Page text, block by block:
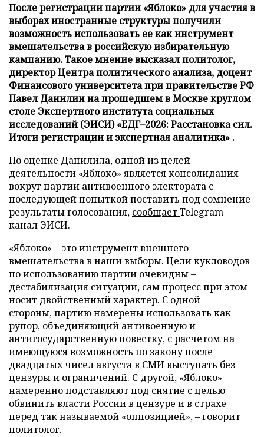
После регистрации партии «Яблоко» для участия в
выборах иностранные структуры получили
возможность использовать ее как инструмент
вмешательства в российскую избирательную
кампанию. Такое мнение высказал политолог,
директор Центра политического анализа, доцент
Финансового университета при правительстве РФ
Павел Данилин на прошедшем в Москве круглом
столе Экспертного института социальных
исследований (ЭИСИ) «ЕДГ–2026: Расстановка сил.
Итоги регистрации и экспертная аналитика» .
По оценке Данилила, одной из целей
деятельности «Яблоко» является консолидация
вокруг партии антивоенного электората с
последующей попыткой поставить под сомнение
результаты голосования, сообщаетTelegram-
канал ЭИСИ.
«Яблоко» – это инструмент внешнего
вмешательства в наши выборы. Цели кукловодов
по использованию партии очевидны –
дестабилизация ситуации, сам процесс при этом
носит двойственный характер. С одной
стороны, партию намерены использовать как
рупор, объединяющий антивоенную и
антигосударственную повестку, с расчетом на
имеющуюся возможность по закону после
двадцатых чисел августа в СМИ выступать без
цензуры и ограничений. С другой, «Яблоко»
намеренно подставляют под снятие с целью
обвинить власти России в цензуре и в страхе
перед так называемой «оппозицией», – говорит
политолог.